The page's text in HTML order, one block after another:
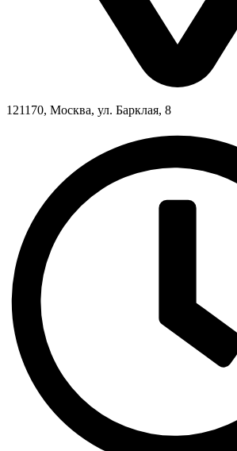
121170, Москва, ул. Барклая, 8